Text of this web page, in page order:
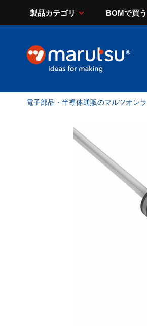
製品カテゴリ BOMで買う
電子部品・半導体通販のマルツオン